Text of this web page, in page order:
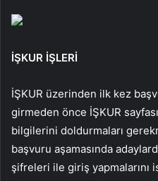
İŞKUR İŞLERİ
İŞKUR üzerinden ilk kez
girmeden önce İŞKUR
bilgilerini doldurmaları
başvuru aşamasında
şifreleri ile giriş yapmalarını